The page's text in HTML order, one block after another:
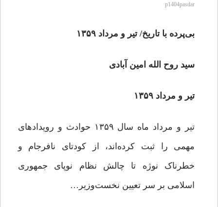
p1404pasdar
بی‌پرده با تاریخ/تیر و مرداد ۱۳۵۹
سید روح الله امین آبادی
تیر و مرداد ۱۳۵۹
تیر و مرداد ماه سال ۱۳۵۹ حوادث و رویدادهای
مهمی را ثبت کرده‌اند، از کودتای نافرجام و
خطرناک نوژه تا چالش نظام نوپای جمهوری
اسلامی بر سر تعیین نخست‌وزیر…